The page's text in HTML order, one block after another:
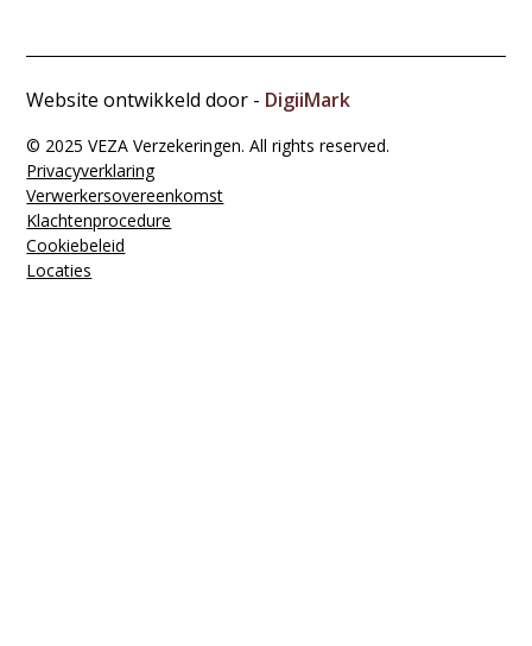
© 2025 VEZA Verzekeringen. All rights reserved.
Privacyverklaring
Verwerkers­overeenkomst
Klachten­procedure
Cookiebeleid
Locaties
Website ontwikkeld door - DigiiMark